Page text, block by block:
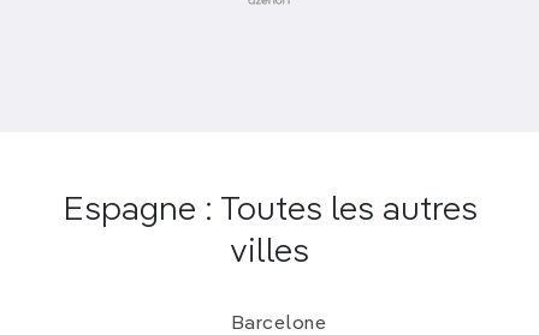
Espagne : Toutes les autres
villes
Barcelone